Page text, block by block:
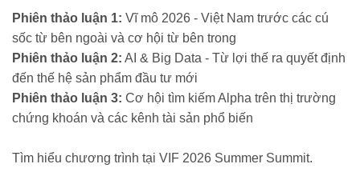
Phiên thảo luận 1: Vĩ mô 2026 - Việt Nam trước các cú
sốc từ bên ngoài và cơ hội từ bên trong
Phiên thảo luận 2: AI & Big Data - Từ lợi thế ra quyết định
đến thế hệ sản phẩm đầu tư mới
Phiên thảo luận 3: Cơ hội tìm kiếm Alpha trên thị trường
chứng khoán và các kênh tài sản phổ biến
Tìm hiểu chương trình tại VIF 2026 Summer Summit.